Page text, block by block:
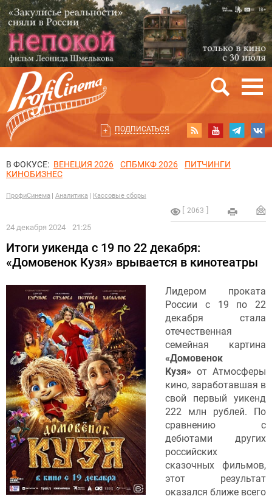
ПОДПИСАТЬСЯ
В ФОКУСЕ: ВЕНЕЦИЯ 2026 СПБМКФ 2026
ПИТЧИНГИ
КИНОБИЗНЕС
ПрофиСинема Аналитика Кассовые сборы
2063
24 декабря 2024 21:25
Итоги уикенда с 19 по 22 декабря:
«Домовенок Кузя» врывается в кинотеатры
Лидером проката
России с 19 по 22
декабря стала
отечественная
семейная картина
«Домовенок
Кузя» от Атмосферы
кино, заработавшая в
свой первый уикенд
222 млн рублей. По
сравнению с
дебютами других
российских
сказочных фильмов,
этот результат
оказался ближе всего